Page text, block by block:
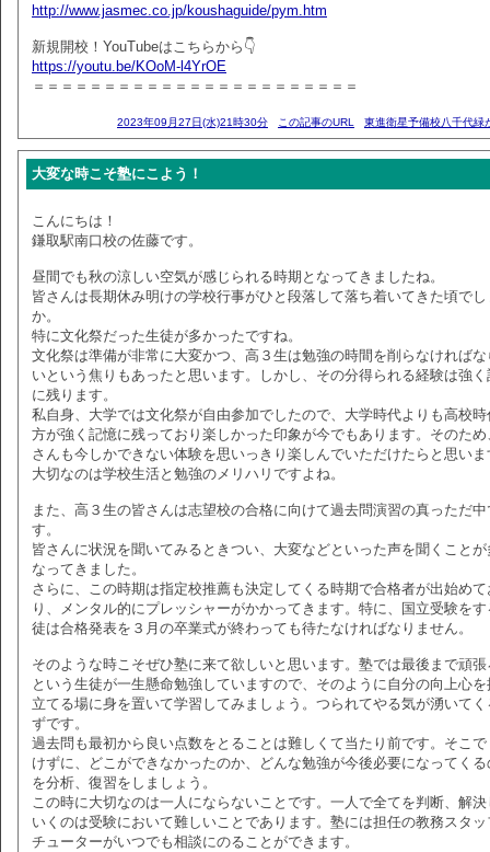
http://www.jasmec.co.jp/koushaguide/pym.htm
新規開校！YouTubeはこちらから👇
https://youtu.be/KOoM-l4YrOE
＝＝＝＝＝＝＝＝＝＝＝＝＝＝＝＝＝＝＝＝＝＝＝
2023年09月27日(水)21時30分 この記事のURL 東進衛星予備校八千代緑
大変な時こそ塾にこよう！
こんにちは！
鎌取駅南口校の佐藤です。
昼間でも秋の涼しい空気が感じられる時期となってきましたね。
皆さんは長期休み明けの学校行事がひと段落して落ち着いてきた頃でし
か。
特に文化祭だった生徒が多かったですね。
文化祭は準備が非常に大変かつ、高３生は勉強の時間を削らなければな
いという焦りもあったと思います。しかし、その分得られる経験は強く
に残ります。
私自身、大学では文化祭が自由参加でしたので、大学時代よりも高校時
方が強く記憶に残っており楽しかった印象が今でもあります。そのため
さんも今しかできない体験を思いっきり楽しんでいただけたらと思いま
大切なのは学校生活と勉強のメリハリですよね。
また、高３生の皆さんは志望校の合格に向けて過去問演習の真っただ中
す。
皆さんに状況を聞いてみるときつい、大変などといった声を聞くことが
なってきました。
さらに、この時期は指定校推薦も決定してくる時期で合格者が出始めて
り、メンタル的にプレッシャーがかかってきます。特に、国立受験をす
徒は合格発表を３月の卒業式が終わっても待たなければなりません。
そのような時こそぜひ塾に来て欲しいと思います。塾では最後まで頑張
という生徒が一生懸命勉強していますので、そのように自分の向上心を
立てる場に身を置いて学習してみましょう。つられてやる気が湧いてく
ずです。
過去問も最初から良い点数をとることは難しくて当たり前です。そこで
けずに、どこができなかったのか、どんな勉強が今後必要になってくる
を分析、復習をしましょう。
この時に大切なのは一人にならないことです。一人で全てを判断、解決
いくのは受験において難しいことであります。塾には担任の教務スタッ
チューターがいつでも相談にのることができます。